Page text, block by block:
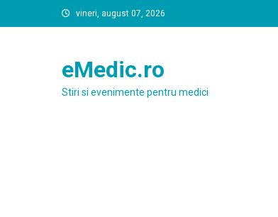
to
vineri, august 07, 2026
eMedic.ro
Stiri si evenimente pentru medici